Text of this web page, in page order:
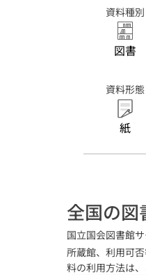
資料種別
図書
資料形態
紙
全国の図
国立国会図書館
所蔵館、利用可
料の利用方法は